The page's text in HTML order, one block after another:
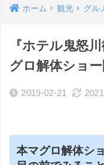
ホーム 観光 グル
『ホテル鬼怒
グロ解体ショ
2019-02-21
本マグロ解体シ